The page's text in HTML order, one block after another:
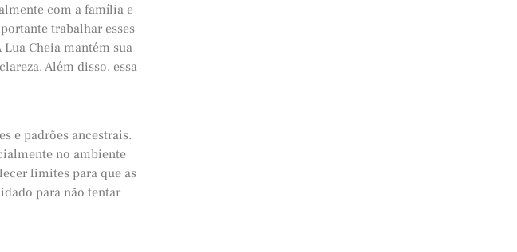
com a família e
trabalhar esses
Cheia mantém sua
Além disso, essa
e padrões ancestrais.
no ambiente
limites para que as
para não tentar